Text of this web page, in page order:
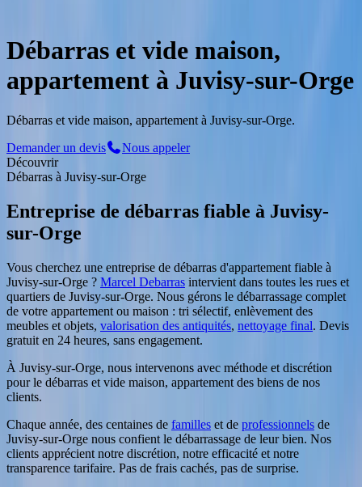
Débarras et vide maison,
appartement à Juvisy-sur-Orge
Débarras et vide maison, appartement à Juvisy-sur-Orge.
Demander un devis
Nous appeler
Découvrir
Débarras à Juvisy-sur-Orge
Entreprise de débarras fiable à Juvisy-
sur-Orge
Vous cherchez une entreprise de débarras d'appartement fiable à
Juvisy-sur-Orge ? Marcel Debarras intervient dans toutes les rues et
quartiers de Juvisy-sur-Orge. Nous gérons le débarrassage complet
de votre appartement ou maison : tri sélectif, enlèvement des
meubles et objets, valorisation des antiquités, nettoyage final. Devis
gratuit en 24 heures, sans engagement.
À Juvisy-sur-Orge, nous intervenons avec méthode et discrétion
pour le débarras et vide maison, appartement des biens de nos
clients.
Chaque année, des centaines de familles et de professionnels de
Juvisy-sur-Orge nous confient le débarrassage de leur bien. Nos
clients apprécient notre discrétion, notre efficacité et notre
transparence tarifaire. Pas de frais cachés, pas de surprise.